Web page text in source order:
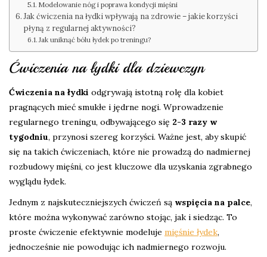
Modelowanie nóg i poprawa kondycji mięśni
Jak ćwiczenia na łydki wpływają na zdrowie – jakie korzyści
płyną z regularnej aktywności?
Jak uniknąć bólu łydek po treningu?
Ćwiczenia na łydki dla dziewczyn
Ćwiczenia na łydki odgrywają istotną rolę dla kobiet
pragnących mieć smukłe i jędrne nogi. Wprowadzenie
regularnego treningu, odbywającego się 2-3 razy w
tygodniu, przynosi szereg korzyści. Ważne jest, aby skupić
się na takich ćwiczeniach, które nie prowadzą do nadmiernej
rozbudowy mięśni, co jest kluczowe dla uzyskania zgrabnego
wyglądu łydek.
Jednym z najskuteczniejszych ćwiczeń są wspięcia na palce,
które można wykonywać zarówno stojąc, jak i siedząc. To
proste ćwiczenie efektywnie modeluje mięśnie łydek,
jednocześnie nie powodując ich nadmiernego rozwoju.